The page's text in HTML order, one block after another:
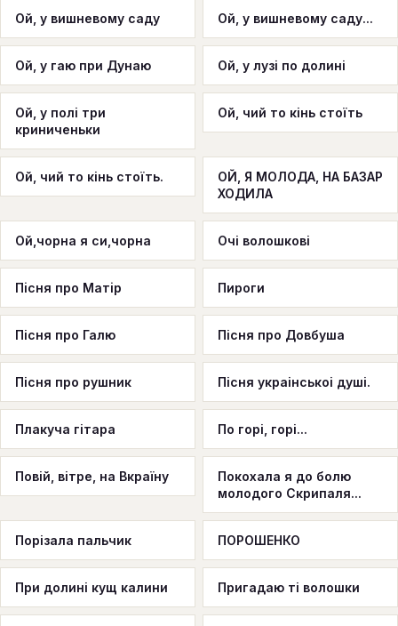
Ой, у вишневому саду Ой, у вишневому саду...
Ой, у гаю при Дунаю Ой, у лузі по долині
Ой, у полі три
криниченьки
Ой, чий то кінь стоїть
Ой, чий то кінь стоїть.
ОЙ, Я МОЛОДА, НА БАЗАР
ХОДИЛА
Ой,чорна я си,чорна Очі волошкові
Пiсня про Матiр Пироги
Пісня про Галю Пісня про Довбуша
Пісня про рушник Пісня украінськоі душі.
Плакуча гітара По горі, горі...
Повій, вітре, на Вкраїну
Покохала я до болю
молодого Скрипаля...
Порізала пальчик ПОРОШЕНКО
При долині кущ калини Пригадаю ті волошки